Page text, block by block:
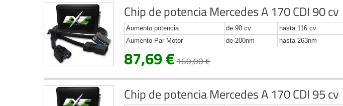
Chip de potencia Mercedes A 170 CDI 90 cv
Aumento potencia de 90 cv
hasta 116 cv
Aumento Par Motor
de 200nm hasta 263nm
87,69 €160,00 €
Chip de potencia Mercedes A 170 CDI 95 cv